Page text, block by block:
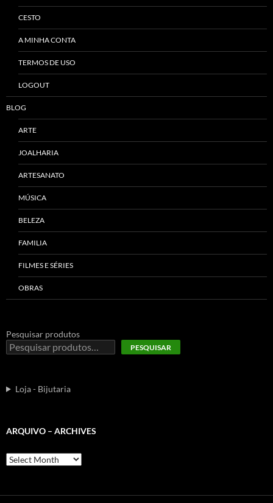
CESTO
A MINHA CONTA
TERMOS DE USO
LOGOUT
BLOG
ARTE
JOALHARIA
ARTESANATO
MÚSICA
BELEZA
FAMILIA
FILMES E SÉRIES
OBRAS
Pesquisar produtos
PESQUISAR
Loja - Bijutaria
ARQUIVO – ARCHIVES
Arquivo
–